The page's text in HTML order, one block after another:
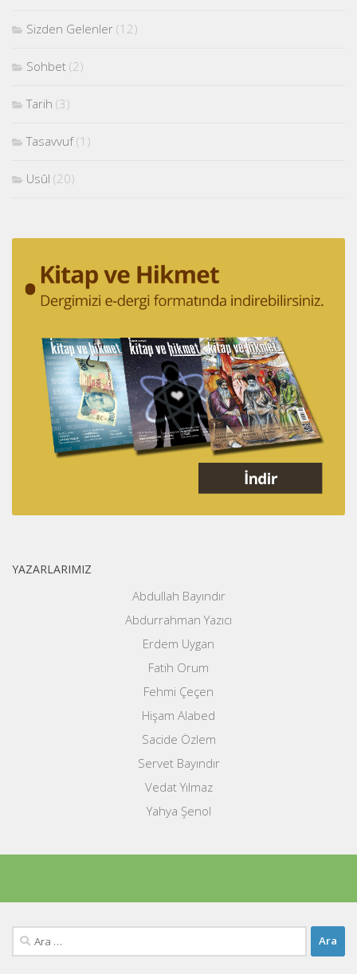
Sizden Gelenler (12)
Sohbet (2)
Tarih (3)
Tasavvuf(1)
Usûl (20)
YAZARLARIMIZ
Abdullah Bayındır
Abdurrahman Yazıcı
Erdem Uygan
Fatih Orum
Fehmi Çeçen
Hişam Alabed
Sacide Özlem
Servet Bayındır
Vedat Yılmaz
Yahya Şenol
Arama: